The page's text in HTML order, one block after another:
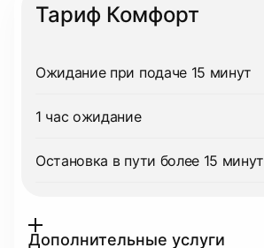
Тариф Комфорт
Ожидание при подаче 15 минут
1 час ожидание
Остановка в пути более 15 минут
Дополнительные услуги